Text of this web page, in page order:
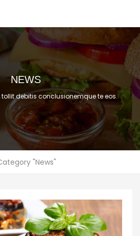
NEWS
tollit debitis conclusionemque te eos.
"News"